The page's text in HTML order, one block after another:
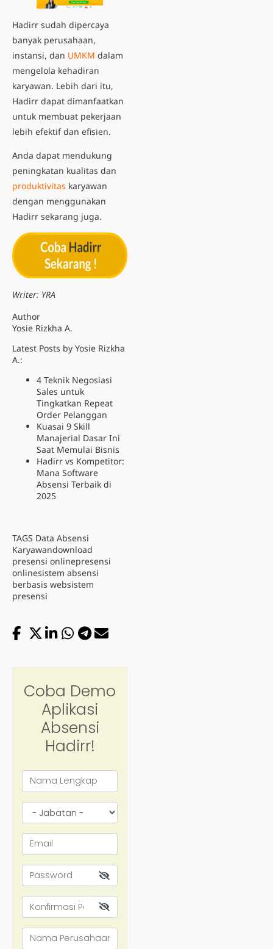
Hadirr sudah dipercaya
banyak perusahaan,
instansi, dan UMKM dalam
mengelola kehadiran
karyawan. Lebih dari itu,
Hadirr dapat dimanfaatkan
untuk membuat pekerjaan
lebih efektif dan efisien.
Anda dapat mendukung
peningkatan kualitas dan
produktivitas karyawan
dengan menggunakan
Hadirr sekarang juga.
Writer: YRA
Author
Yosie Rizkha A.
Latest Posts by Yosie Rizkha
A.:
4 Teknik Negosiasi
Sales untuk
Tingkatkan Repeat
Order Pelanggan
Kuasai 9 Skill
Manajerial Dasar Ini
Saat Memulai Bisnis
Hadirr vs Kompetitor:
Mana Software
Absensi Terbaik di
2025
TAGS Data Absensi
Karyawandownload
presensi onlinepresensi
onlinesistem absensi
berbasis websistem
presensi